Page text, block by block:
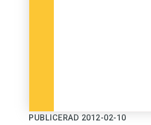
PUBLICERAD 2012-02-10